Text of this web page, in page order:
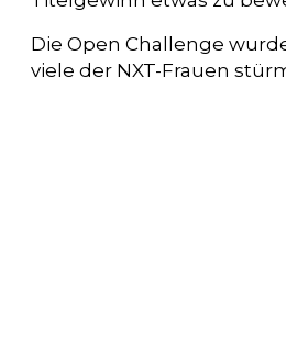
Die Open Challenge
viele der NXT-Frauen